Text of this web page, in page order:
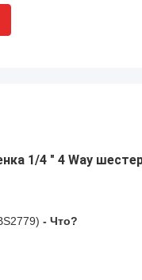
1/4 " 4 Way
- Что?